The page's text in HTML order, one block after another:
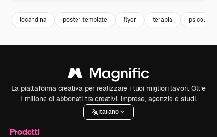
locandina poster template flyer terapia psicologia
La piattaforma creativa per realizzare i tuoi migliori lavori. Oltre
1 milione di abbonati tra creativi, imprese, agenzie e studi.
Italiano
Prodotti